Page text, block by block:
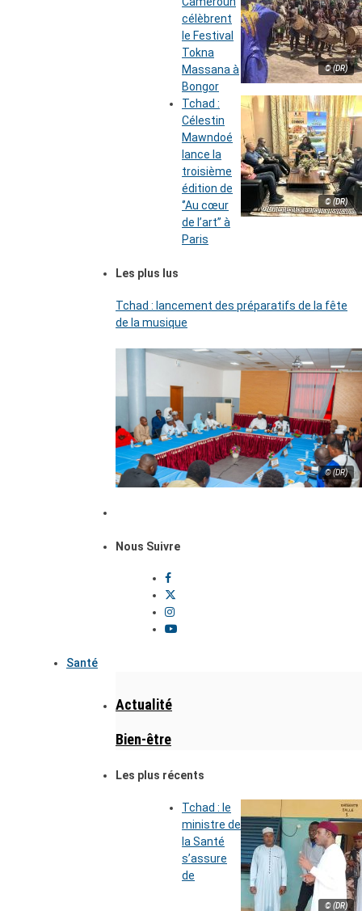
© (DR)
célèbrent
le Festival
Tokna
Massana à
Bongor
© (DR)
Tchad :
Célestin
Mawndoé
lance la
troisième
édition de
‘’Au cœur
de l’art’’ à
Paris
Les plus lus
Tchad : lancement des préparatifs de la fête
de la musique
© (DR)
Nous Suivre
Santé
Actualité
Bien-être
Les plus récents
© (DR)
Tchad : le
ministre de
la Santé
s’assure
de